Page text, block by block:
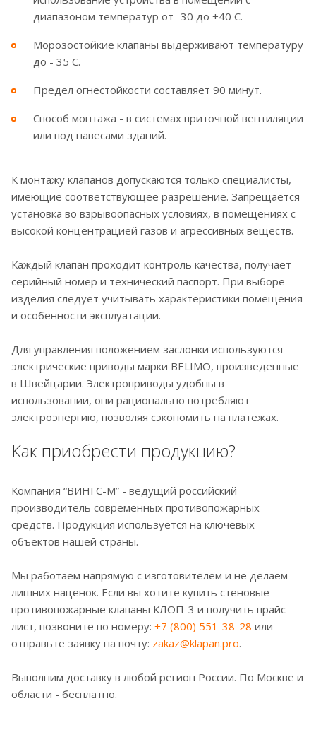
диапазоном температур от -30 до +40 С.
Морозостойкие клапаны выдерживают температуру
до - 35 С.
Предел огнестойкости составляет 90 минут.
Способ монтажа - в системах приточной вентиляции
или под навесами зданий.
К монтажу клапанов допускаются только специалисты,
имеющие соответствующее разрешение. Запрещается
установка во взрывоопасных условиях, в помещениях с
высокой концентрацией газов и агрессивных веществ.
Каждый клапан проходит контроль качества, получает
серийный номер и технический паспорт. При выборе
изделия следует учитывать характеристики помещения
и особенности эксплуатации.
Для управления положением заслонки используются
электрические приводы марки BELIMO, произведенные
в Швейцарии. Электроприводы удобны в
использовании, они рационально потребляют
электроэнергию, позволяя сэкономить на платежах.
Как приобрести продукцию?
Компания “ВИНГС-М” - ведущий российский
производитель современных противопожарных
средств. Продукция используется на ключевых
объектов нашей страны.
Мы работаем напрямую с изготовителем и не делаем
лишних наценок. Если вы хотите купить стеновые
противопожарные клапаны КЛОП-3 и получить прайс-
лист, позвоните по номеру: +7 (800) 551-38-28 или
отправьте заявку на почту: zakaz@klapan.pro.
Выполним доставку в любой регион России. По Москве и
области - бесплатно.